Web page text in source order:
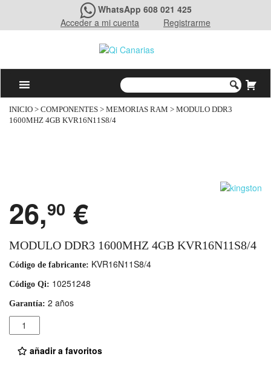
WhatsApp 608 021 425
Acceder a mi cuenta
Registrarme
INICIO > COMPONENTES > MEMORIAS RAM > MODULO DDR3
1600MHZ 4GB KVR16N11S8/4
26,90 €
MODULO DDR3 1600MHZ 4GB KVR16N11S8/4
Código de fabricante: KVR16N11S8/4
Código Qi: 10251248
Garantía: 2 años
Cantidad
añadir a favoritos